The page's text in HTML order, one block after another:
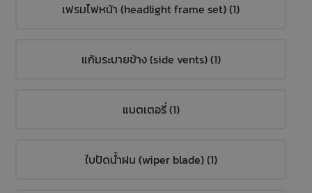
เฟรมไฟหน้า (headlight frame set) (1)
แก้มระบายข้าง (side vents) (1)
แบตเตอรี่ (1)
ใบปัดน้ำฝน (wiper blade) (1)